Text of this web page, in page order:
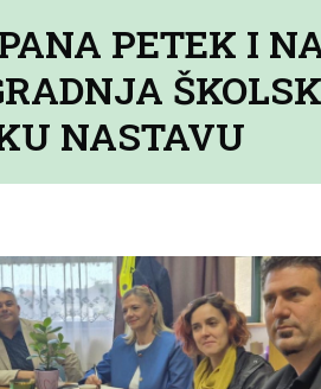
PETEK I
NASTAVU